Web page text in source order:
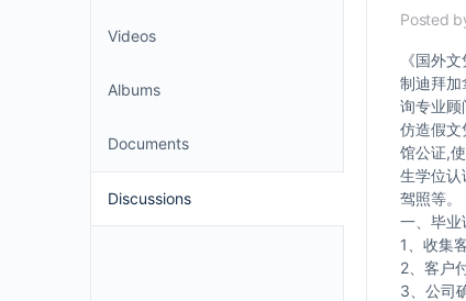
Videos
Albums
Documents
Discussions
Posted
《国外
制迪拜加
询专业
仿造假文
馆公证,
生学位认
驾照等。
一、毕业
1、收集
2、客户
3、公司